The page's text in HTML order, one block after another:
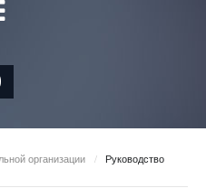
организации / Руководство